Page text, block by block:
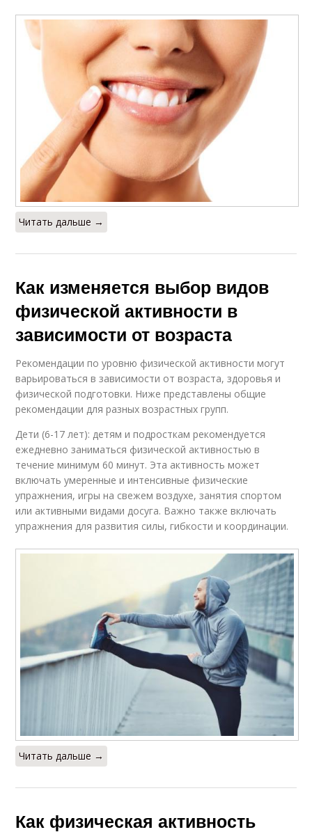
Читать дальше →
Как изменяется выбор видов
физической активности в
зависимости от возраста
Рекомендации по уровню физической активности могут
варьироваться в зависимости от возраста, здоровья и
физической подготовки. Ниже представлены общие
рекомендации для разных возрастных групп.
Дети (6-17 лет): детям и подросткам рекомендуется
ежедневно заниматься физической активностью в
течение минимум 60 минут. Эта активность может
включать умеренные и интенсивные физические
упражнения, игры на свежем воздухе, занятия спортом
или активными видами досуга. Важно также включать
упражнения для развития силы, гибкости и координации.
Читать дальше →
Как физическая активность